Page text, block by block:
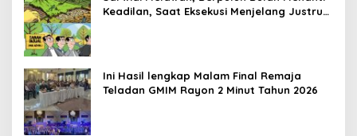
Keadilan, Saat Eksekusi Menjelang Justru
Ini Hasil lengkap Malam Final Remaja
Teladan GMIM Rayon 2 Minut Tahun 2026